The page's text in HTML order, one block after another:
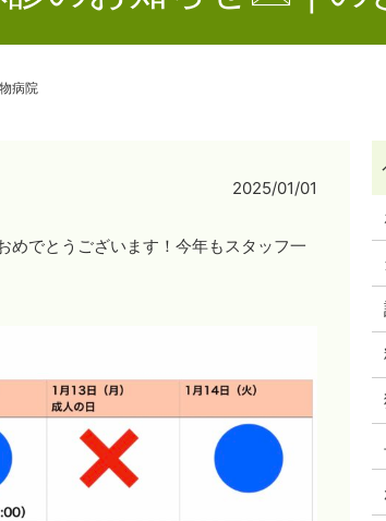
病院
2025/01/01
めでとうございます！今年もスタッフ一